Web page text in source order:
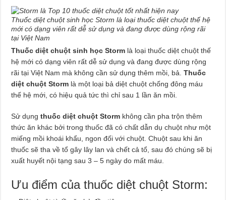
Thuốc diệt chuột sinh học Storm là loại thuốc diệt chuột thế hệ
mới có dạng viên rất dễ sử dụng và đang được dùng rộng rãi
tại Việt Nam
Thuốc diệt chuột sinh học Storm là loại thuốc diệt chuột thế
hệ mới có dạng viên rất dễ sử dụng và đang được dùng rộng
rãi tại Việt Nam mà không cần sử dụng thêm mồi, bả.Thuốc
diệt chuột Storm là một loại bả diệt chuột chống đông máu
thế hệ mới, có hiệu quả tức thì chỉ sau 1 lần ăn mồi.
Sử dụngthuốc diệt chuột Storm không cần pha trộn thêm
thức ăn khác bởi trong thuốc đã có chất dẫn dụ chuột như một
miếng mồi khoái khẩu, ngon đối với chuột. Chuột sau khi ăn
thuốc sẽ tha về tổ gây lây lan và chết cả tổ, sau đó chúng sẽ bị
xuất huyết nội tạng sau 3 – 5 ngày do mất máu.
Ưu điểm của thuốc diệt chuột Storm: